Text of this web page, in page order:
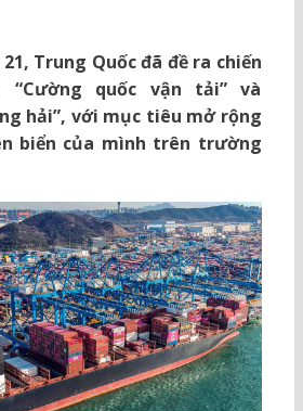
Trung Quốc đã đề ra chiến
“Cường quốc vận tải” và
hải”, với mục tiêu mở rộng
biển của mình trên trường